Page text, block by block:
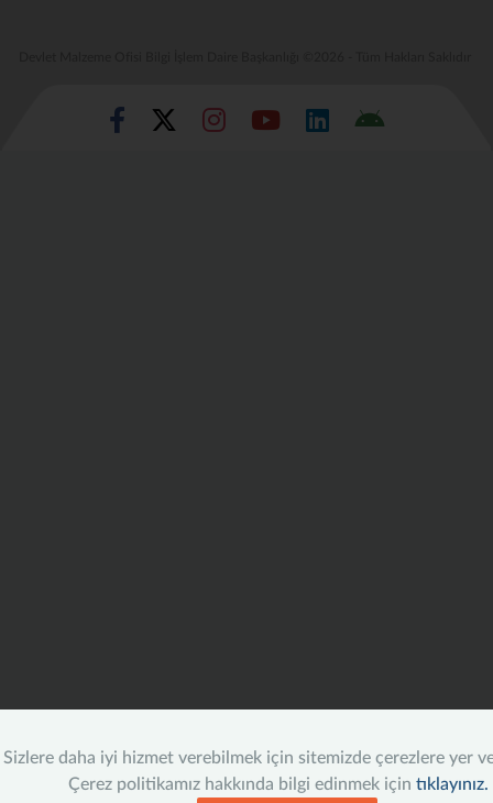
Sizlere daha iyi hizmet verebilmek için sitemizde çerezlere yer
Çerez politikamız hakkında bilgi edinmek için tıklayınız.